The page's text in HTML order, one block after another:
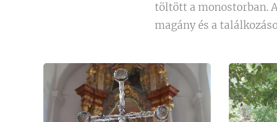
töltött a monostorban.
magány és a